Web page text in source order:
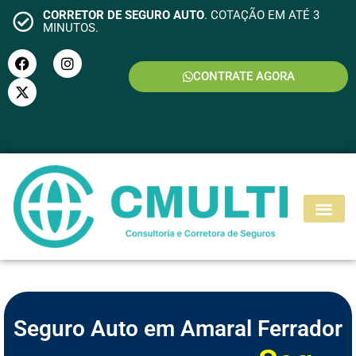
CORRETOR DE SEGURO AUTO. COTAÇÃO EM ATÉ 3
MINUTOS.
CONTRATE AGORA
SEGURO MOTO
Seguro Auto em Amaral Ferrador